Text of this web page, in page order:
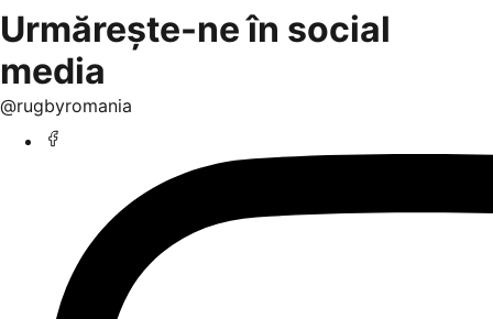
Urmărește-ne în social
media
@rugbyromania